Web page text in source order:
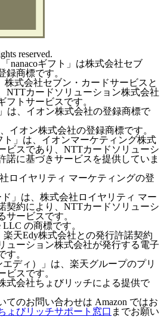
reserved.
nanacoギフト」は株式会社セブ
録商標です。
株式会社セブン・カードサービスと
NTTカードソリューション株式会社
フトサービスです。
は、イオン株式会社の登録商標で
イオン株式会社の登録商標です。
」は、イオンマーケティング株式
ビスであり、NTTカードソリューシ
諾に基づきサービスを提供していま
ロイヤリティ マーケティングの登
」は、株式会社ロイヤリティ マー
契約により、NTTカードソリューシ
サービスです。
の商標です。
天Edy株式会社との発行許諾契約
ューション株式会社が発行する電子
す。
ディ）」は、楽天グループのプリ
ビスです。
式会社ちょびリッチによる提供で
てのお問い合わせは Amazon ではお
ょびリッチサポート窓口 までお願い